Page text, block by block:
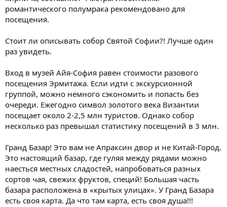
романтического полумрака рекомендовано для
посещения.
Стоит ли описывать собор Святой Софии?! Лучше один
раз увидеть.
Вход в музей Айя-София равен стоимости разового
посещения Эрмитажа. Если идти с экскурсионной
группой, можно немного сэкономить и попасть без
очереди. Ежегодно символ золотого века Византии
посещает около 2-2,5 млн туристов. Однако собор
несколько раз превышал статистику посещений в 3 млн.
Гранд Базар! Это вам не Апраксин двор и не Китай-Город.
Это настоящий базар, где гуляя между рядами можно
наесться местных сладостей, напробоваться разных
сортов чая, свежих фруктов, специй! Большая часть
базара расположена в «крытых улицах». У Гранд Базара
есть своя карта. Да что там карта, есть своя душа!!!